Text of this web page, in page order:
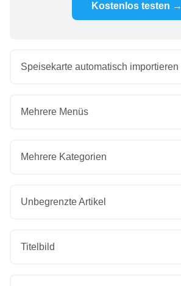
Kostenlos testen →
Speisekarte automatisch importieren
Mehrere Menüs
Mehrere Kategorien
Unbegrenzte Artikel
Titelbild